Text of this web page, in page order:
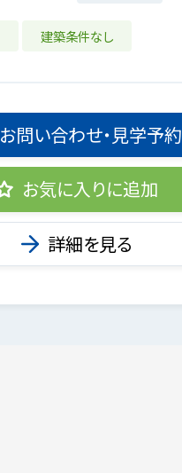
建築条件なし
お問い合わせ・見学予約
お気に入りに追加
詳細を見る